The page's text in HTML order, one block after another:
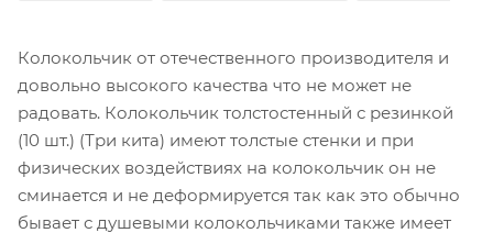
Колокольчик от отечественного производителя и
довольно высокого качества что не может не
радовать. Колокольчик толстостенный с резинкой
(10 шт.) (Три кита) имеют толстые стенки и при
физических воздействиях на колокольчик он не
сминается и не деформируется так как это обычно
бывает с душевыми колокольчиками также имеет